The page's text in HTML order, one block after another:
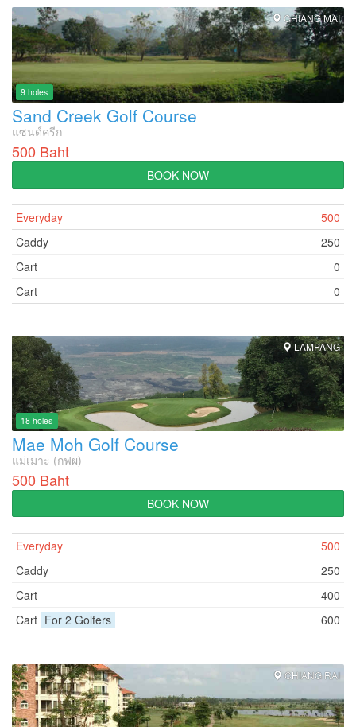
CHIANG MAI
9 holes
Sand Creek Golf Course
แซนด์ครีก
500 Baht
BOOK NOW
Everyday
500
Caddy
250
Cart
0
Cart
0
LAMPANG
18 holes
Mae Moh Golf Course
แม่เมาะ (กฟผ)
500 Baht
BOOK NOW
Everyday
500
Caddy
250
Cart
400
Cart For 2 Golfers 600
CHIANG RAI